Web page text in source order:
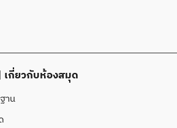
กี่ยวกับห้องสมุด
าน